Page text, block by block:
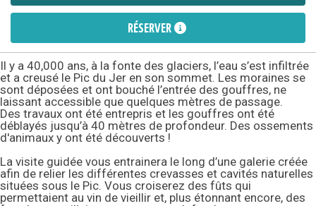
RÉSERVER
Il y a 40,000 ans, à la fonte des glaciers, l’eau s’est infiltrée
et a creusé le Pic du Jer en son sommet. Les moraines se
sont déposées et ont bouché l’entrée des gouffres, ne
laissant accessible que quelques mètres de passage.
Des travaux ont été entrepris et les gouffres ont été
déblayés jusqu’à 40 mètres de profondeur. Des ossements
d'animaux y ont été découverts !
La visite guidée vous entrainera le long d’une galerie créée
afin de relier les différentes crevasses et cavités naturelles
situées sous le Pic. Vous croiserez des fûts qui
permettaient au vin de vieillir et, plus étonnant encore, des